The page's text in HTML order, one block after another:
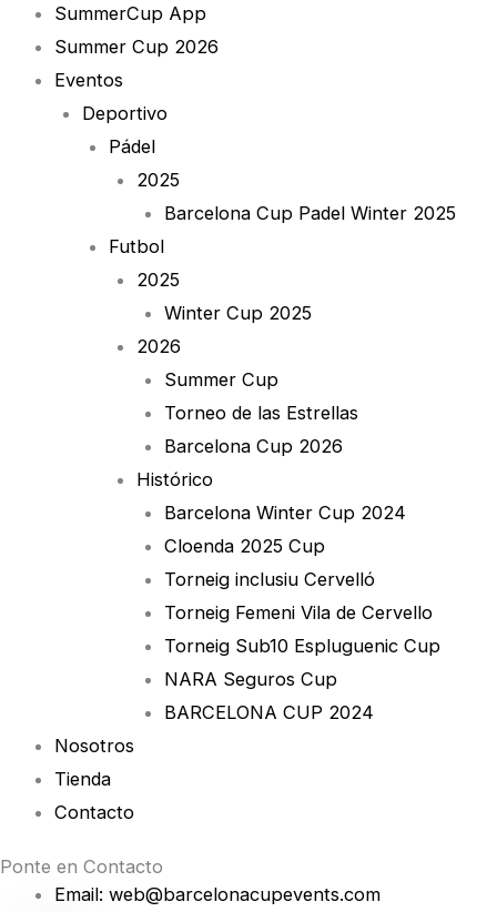
SummerCup App
Summer Cup 2026
Eventos
Deportivo
Pádel
2025
Barcelona Cup Padel Winter 2025
Futbol
2025
Winter Cup 2025
2026
Summer Cup
Torneo de las Estrellas
Barcelona Cup 2026
Histórico
Barcelona Winter Cup 2024
Cloenda 2025 Cup
Torneig inclusiu Cervelló
Torneig Femeni Vila de Cervello
Torneig Sub10 Espluguenic Cup
NARA Seguros Cup
BARCELONA CUP 2024
Nosotros
Tienda
Contacto
Ponte en Contacto
Email: web@barcelonacupevents.com